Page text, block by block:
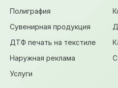
Полиграфия
Сувенирная продукция
ДТФ печать на текстиле
Наружная реклама
Услуги